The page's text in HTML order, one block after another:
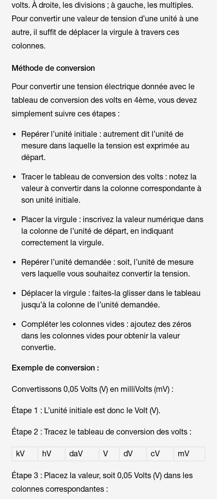
volts. À droite, les divisions ; à gauche, les multiples.
Pour convertir une valeur de tension d’une unité à une
autre, il suffit de déplacer la virgule à travers ces
colonnes.
Méthode de conversion
Pour convertir une tension électrique donnée avec le
tableau de conversion des volts en 4ème, vous devez
simplement suivre ces étapes :
Repérer l’unité initiale : autrement dit l’unité de
mesure dans laquelle la tension est exprimée au
départ.
Tracer le tableau de conversion des volts : notez la
valeur à convertir dans la colonne correspondante à
son unité initiale.
Placer la virgule : inscrivez la valeur numérique dans
la colonne de l’unité de départ, en indiquant
correctement la virgule.
Repérer l’unité demandée : soit, l’unité de mesure
vers laquelle vous souhaitez convertir la tension.
Déplacer la virgule : faites-la glisser dans le tableau
jusqu’à la colonne de l’unité demandée.
Compléter les colonnes vides : ajoutez des zéros
dans les colonnes vides pour obtenir la valeur
convertie.
Exemple de conversion :
Convertissons 0,05 Volts (V) en milliVolts (mV) :
Étape 1 : L’unité initiale est donc le Volt (V).
Étape 2 : Tracez le tableau de conversion des volts :
kV hV daV V dV cV mV
Étape 3 : Placez la valeur, soit 0,05 Volts (V) dans les
colonnes correspondantes :